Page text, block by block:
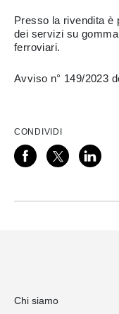
Presso la rivendita è
dei servizi su
ferroviari.
Avviso n° 149/2023
CONDIVIDI
Chi siamo